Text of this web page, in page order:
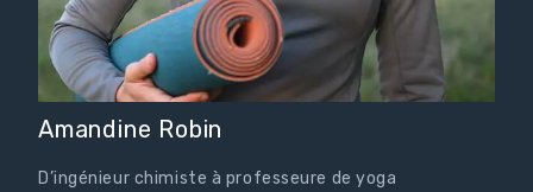
Amandine Robin
D’ingénieur chimiste à professeure de yoga